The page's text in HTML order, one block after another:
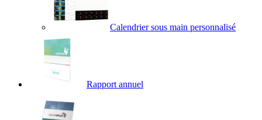
Calendrier sous main personnalisé
Rapport annuel